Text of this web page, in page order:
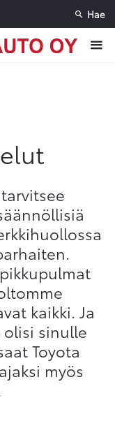
Hae
kaikki. Ja
sinulle
Toyota
myös